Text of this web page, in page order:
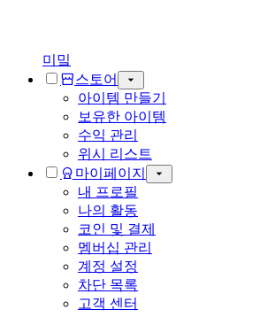
미밐
스토어
아이템 만들기
보유한 아이템
수익 관리
위시 리스트
마이페이지
내 프로필
나의 활동
코인 및 결제
멤버십 관리
계정 설정
차단 목록
고객 센터